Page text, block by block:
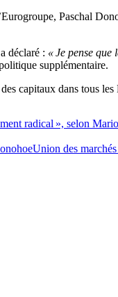
Paschal
déclaré : « Je pense
supplémentaire.
capitaux dans tous les
radical », selon
Union des